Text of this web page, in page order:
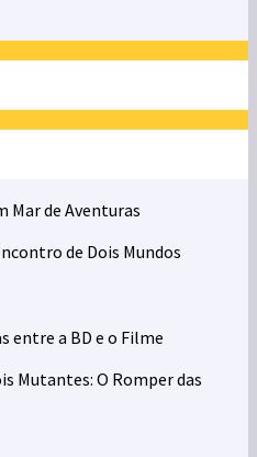
Mar de Aventuras
de Dois Mundos
entre a BD e o Filme
Mutantes: O Romper das